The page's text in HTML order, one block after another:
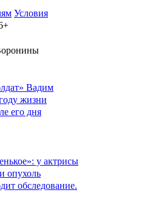
Условия
Вадим
жизни
его дня
у актрисы
опухоль
обследование.